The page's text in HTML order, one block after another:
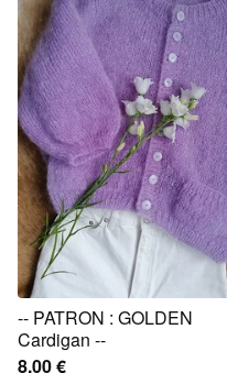
-- PATRON : GOLDEN
Cardigan --
8,00€